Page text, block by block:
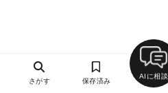
さがす 保存済み
AIに相談